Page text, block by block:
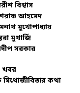
বিশ্বাস
আহমেদ
মুখোপাধ্যায়
মুখার্জি
সরকার
খবর
কথা